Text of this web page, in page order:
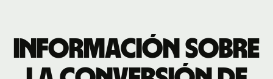
Información sobre